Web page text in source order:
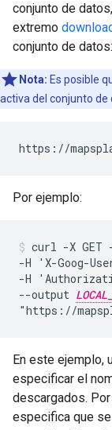
conjunto de
extremo
conjunto de datos:
Nota: Es posible
activa del conjunto de
https://
Por ejemplo:
curl -X GET
-H 'X-Goog-
-H
--output
"https://
En este ejemplo,
especificar el
descargados.
especifica que